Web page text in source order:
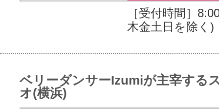
［受付時間］
木金土日を除く)
ベリーダンサーIzumiが主宰する
オ(横浜)